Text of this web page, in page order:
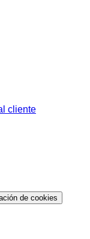
cliente
de cookies